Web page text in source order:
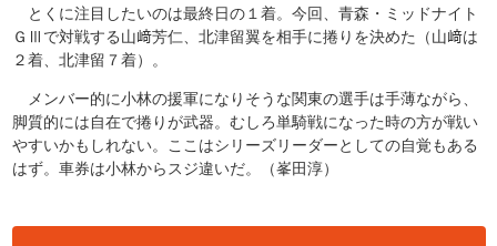
とくに注目したいのは最終日の１着。今回、青森・ミッドナイト
ＧⅢで対戦する山﨑芳仁、北津留翼を相手に捲りを決めた（山﨑は
２着、北津留７着）。
メンバー的に小林の援軍になりそうな関東の選手は手薄ながら、
脚質的には自在で捲りが武器。むしろ単騎戦になった時の方が戦い
やすいかもしれない。ここはシリーズリーダーとしての自覚もある
はず。車券は小林からスジ違いだ。（峯田淳）